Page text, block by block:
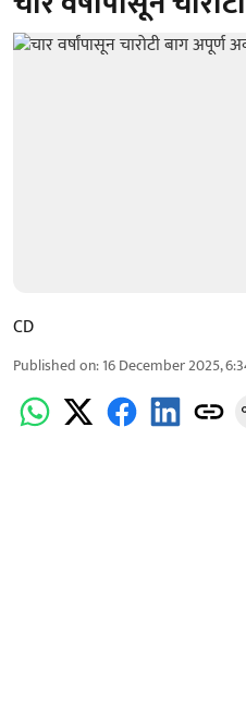
CD
Published on:16 December 2025,